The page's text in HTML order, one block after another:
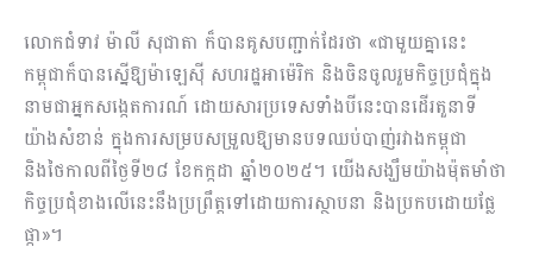
លោកជំទាវ ម៉ាលី សុជាតា ក៏បានគូសបញ្ជាក់ដែរថា «ជាមួយគ្នានេះ
កម្ពុជាក៏បានស្នើឱ្យម៉ាឡេស៊ី សហរដ្ឋអាម៉េរិក និងចិនចូលរួមកិច្ចប្រជុំក្នុង
នាមជាអ្នកសង្កេតការណ៍ ដោយសារប្រទេសទាំងបីនេះបានដើរតួនាទី
យ៉ាងសំខាន់ ក្នុងការសម្របសម្រួលឱ្យមានបទឈប់បាញ់រវាងកម្ពុជា
និងថៃកាលពីថ្ងៃទី២៨ ខែកក្កដា ឆ្នាំ២០២៥។ យើងសង្ឃឹមយ៉ាងម៉ុតមាំថា
កិច្ចប្រជុំខាងលើនេះនឹងប្រព្រឹត្តទៅដោយការស្ថាបនា និងប្រកបដោយផ្លែ
ផ្កា»។